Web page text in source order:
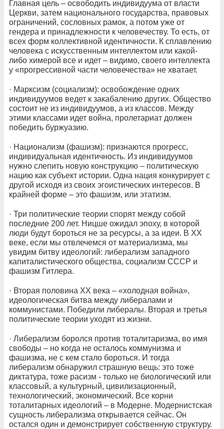
Главная цель – освободить индивидуума от власти
Церкви, затем национального государства, правовых
ограничений, сословных рамок, а потом уже от
гендера и принадлежности к человечеству. То есть, от
всех форм коллективной идентичности. К сплавлению
человека с искусственным интеллектом или какой-
либо химерой все и идет – видимо, своего интеллекта
у «прогрессивной части человечества» не хватает.
· Марксизм (социализм): освобождение одних
индивидуумов ведет к закабалению других. Общество
состоит не из индивидуумов, а из классов. Между
этими классами идет война, пролетариат должен
победить буржуазию.
· Национализм (фашизм): признаются прогресс,
индивидуальная идентичность. Из индивидуумов
нужно слепить новую конструкцию – политическую
нацию как субъект истории. Одна нация конкурирует с
другой исходя из своих эгоистических интересов. В
крайней форме – это фашизм, или этатизм.
· Три политические теории спорят между собой
последние 200 лет. Ницше ожидал эпоху, в которой
люди будут бороться не за ресурсы, а за идеи. В ХХ
веке, если мы отвлечемся от материализма, мы
увидим битву идеологий: либерализм западного
капиталистического общества, социализм СССР и
фашизм Гитлера.
· Вторая половина ХХ века – «холодная война»,
идеологическая битва между либералами и
коммунистами. Победили либералы. Вторая и третья
политические теории уходят из жизни.
· Либерализм боролся против тоталитаризма, во имя
свободы – но когда не осталось коммунизма и
фашизма, не с кем стало бороться. И тогда
либерализм обнаружил страшную вещь: это тоже
диктатура, тоже расизм - только не биологический или
классовый, а культурный, цивилизационный,
технологический, экономический. Все корни
тоталитарных идеологий – в Модерне. Модернистская
сущность либерализма открывается сейчас. Он
остался один и демонстрирует собственную структуру.